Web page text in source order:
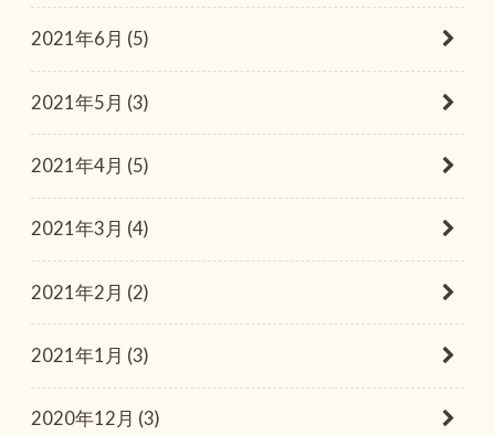
2021年6月 (5)
2021年5月 (3)
2021年4月 (5)
2021年3月 (4)
2021年2月 (2)
2021年1月 (3)
2020年12月 (3)